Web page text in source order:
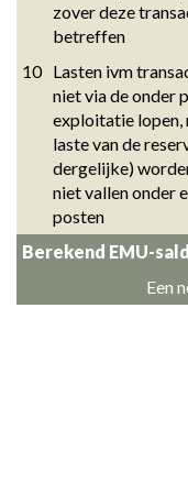
zover deze
betreffen
10 Lasten ivm
niet via de onder
exploitatie lopen,
laste van de
dergelijke)
niet vallen onder
posten
Berekend EMU-
Een